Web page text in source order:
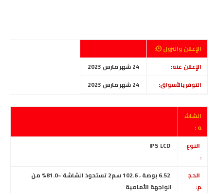
الإعلان والنزول 🕑:
الإعلان عنه:
24 شهر مارس 2023
التوفر بالأسواق:
24 شهر مارس 2023
الشاش
ة :
النوع
:
IPS LCD
الحج
م:
6.52 بوصة ، 102.6 سم2 تستحوذ الشاشة ~81.0% من
الواجهة الأمامية